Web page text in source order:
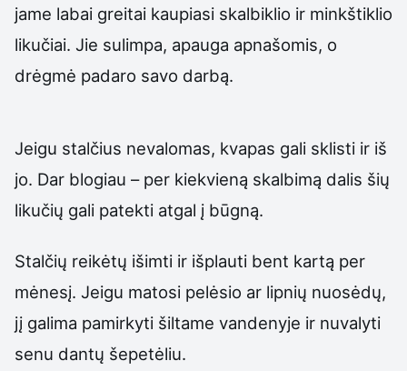
jame labai greitai kaupiasi skalbiklio ir minkštiklio
likučiai. Jie sulimpa, apauga apnašomis, o
drėgmė padaro savo darbą.
Jeigu stalčius nevalomas, kvapas gali sklisti ir iš
jo. Dar blogiau – per kiekvieną skalbimą dalis šių
likučių gali patekti atgal į būgną.
Stalčių reikėtų išimti ir išplauti bent kartą per
mėnesį. Jeigu matosi pelėsio ar lipnių nuosėdų,
jį galima pamirkyti šiltame vandenyje ir nuvalyti
senu dantų šepetėliu.